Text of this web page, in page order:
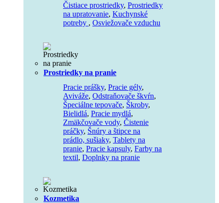
Čistiace prostriedky, Prostriedky
na upratovanie, Kuchynské
potreby , Osviežovače vzduchu
Prostriedky na pranie
Pracie prášky, Pracie gély,
Aviváže, Odstraňovače škvŕn,
Špeciálne tepovače, Škroby,
Bielidlá, Pracie mydlá,
Zmäkčovače vody, Čistenie
práčky, Šnúry a štipce na
prádlo, sušiaky, Tablety na
pranie, Pracie kapsuly, Farby na
textil, Doplnky na pranie
Kozmetika